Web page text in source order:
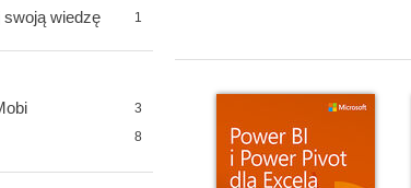
swoją wiedzę
1
3
8